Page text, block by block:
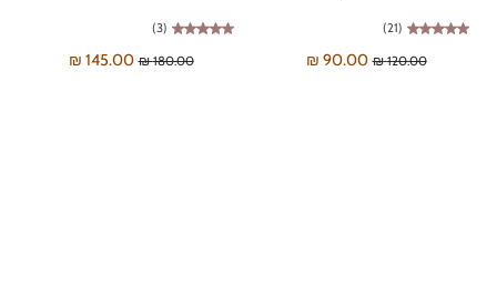
(21)
120.00 ₪
90.00 ₪
(3)
180.00 ₪
145.00 ₪